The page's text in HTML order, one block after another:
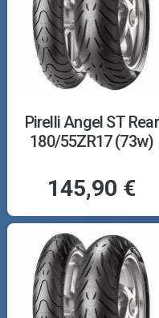
Pirelli Angel ST Rear
180/55ZR17 (73w)
145,90 €